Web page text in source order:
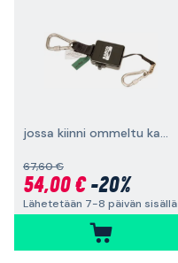
jossa kiinni ommeltu karabiinihaka, 1 kg
67,60 €
54,00 €-20%
Lähetetään 7-8 päivän sisällä